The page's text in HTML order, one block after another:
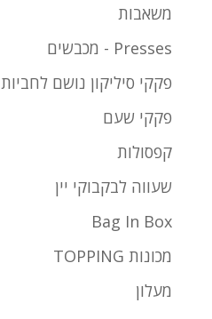
משאבות
Presses - מכבשים
פקקי סיליקון נושם לחביות
פקקי שעם
קפסולות
שעווה לבקבוקי יין
Bag In Box
מכונות TOPPING
מעלון